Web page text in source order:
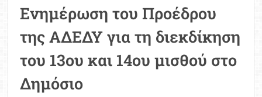
Ενημέρωση του Προέδρου
της ΑΔΕΔΥ για τη διεκδίκηση
του 13ου και 14ου μισθού στο
Δημόσιο